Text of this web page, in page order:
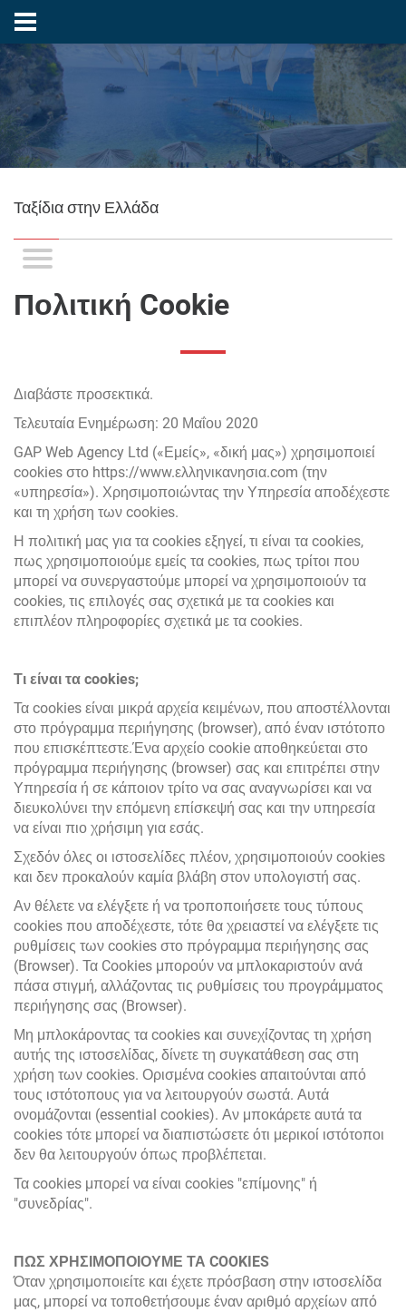
Ταξίδια στην Ελλάδα
Πολιτική Cookie
Διαβάστε προσεκτικά.
Τελευταία Ενημέρωση: 20 Μαΐου 2020
GAP Web Agency Ltd («Εμείς», «δική μας») χρησιμοποιεί
cookies στο https://www.ελληνικανησια.com (την
«υπηρεσία»). Χρησιμοποιώντας την Υπηρεσία αποδέχεστε
και τη χρήση των cookies.
Η πολιτική μας για τα cookies εξηγεί, τι είναι τα cookies,
πως χρησιμοποιούμε εμείς τα cookies, πως τρίτοι που
μπορεί να συνεργαστούμε μπορεί να χρησιμοποιούν τα
cookies, τις επιλογές σας σχετικά με τα cookies και
επιπλέον πληροφορίες σχετικά με τα cookies.
Τι είναι τα cookies;
Τα cookies είναι μικρά αρχεία κειμένων, που αποστέλλονται
στο πρόγραμμα περιήγησης (browser), από έναν ιστότοπο
που επισκέπτεστε.Ένα αρχείο cookie αποθηκεύεται στο
πρόγραμμα περιήγησης (browser) σας και επιτρέπει στην
Υπηρεσία ή σε κάποιον τρίτο να σας αναγνωρίσει και να
διευκολύνει την επόμενη επίσκεψή σας και την υπηρεσία
να είναι πιο χρήσιμη για εσάς.
Σχεδόν όλες οι ιστοσελίδες πλέον, χρησιμοποιούν cookies
και δεν προκαλούν καμία βλάβη στον υπολογιστή σας.
Αν θέλετε να ελέγξετε ή να τροποποιήσετε τους τύπους
cookies που αποδέχεστε, τότε θα χρειαστεί να ελέγξετε τις
ρυθμίσεις των cookies στο πρόγραμμα περιήγησης σας
(Browser). Τα Cookies μπορούν να μπλοκαριστούν ανά
πάσα στιγμή, αλλάζοντας τις ρυθμίσεις του προγράμματος
περιήγησης σας (Browser).
Μη μπλοκάροντας τα cookies και συνεχίζοντας τη χρήση
αυτής της ιστοσελίδας, δίνετε τη συγκατάθεση σας στη
χρήση των cookies. Ορισμένα cookies απαιτούνται από
τους ιστότοπους για να λειτουργούν σωστά. Αυτά
ονομάζονται (essential cookies). Αν μποκάρετε αυτά τα
cookies τότε μπορεί να διαπιστώσετε ότι μερικοί ιστότοποι
δεν θα λειτουργούν όπως προβλέπεται.
Τα cookies μπορεί να είναι cookies "επίμονης" ή
"συνεδρίας".
ΠΩΣ ΧΡΗΣΙΜΟΠΟΙΟΥΜΕ ΤΑ COOKIES
Όταν χρησιμοποιείτε και έχετε πρόσβαση στην ιστοσελίδα
μας, μπορεί να τοποθετήσουμε έναν αριθμό αρχείων από